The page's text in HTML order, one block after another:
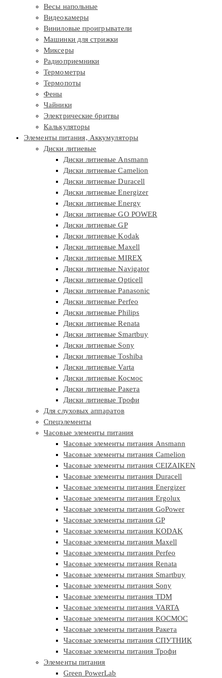
Весы напольные
Видеокамеры
Виниловые проигрыватели
Машинки для стрижки
Миксеры
Радиоприемники
Термометры
Термопоты
Фены
Чайники
Электрические бритвы
Калькуляторы
Элементы питания, Аккумуляторы
Диски литиевые
Диски литиевые Ansmann
Диски литиевые Camelion
Диски литиевые Duracell
Диски литиевые Energizer
Диски литиевые Energy
Диски литиевые GO POWER
Диски литиевые GP
Диски литиевые Kodak
Диски литиевые Maxell
Диски литиевые MIREX
Диски литиевые Navigator
Диски литиевые Opticell
Диски литиевые Panasonic
Диски литиевые Perfeo
Диски литиевые Philips
Диски литиевые Renata
Диски литиевые Smartbuy
Диски литиевые Sony
Диски литиевые Toshiba
Диски литиевые Varta
Диски литиевые Космос
Диски литиевые Ракета
Диски литиевые Трофи
Для слуховых аппаратов
Спецэлементы
Часовые элементы питания
Часовые элементы питания Ansmann
Часовые элементы питания Camelion
Часовые элементы питания CEIZAIKEN
Часовые элементы питания Duracell
Часовые элементы питания Energizer
Часовые элементы питания Ergolux
Часовые элементы питания GoPower
Часовые элементы питания GP
Часовые элементы питания KODAK
Часовые элементы питания Maxell
Часовые элементы питания Perfeo
Часовые элементы питания Renata
Часовые элементы питания Smartbuy
Часовые элементы питания Sony
Часовые элементы питания TDM
Часовые элементы питания VARTA
Часовые элементы питания КОСМОС
Часовые элементы питания Ракета
Часовые элементы питания СПУТНИК
Часовые элементы питания Трофи
Элементы питания
Green PowerLab